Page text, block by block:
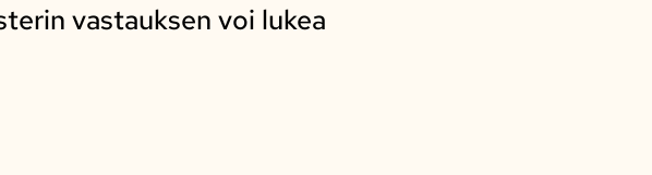
vastauksen voi lukea